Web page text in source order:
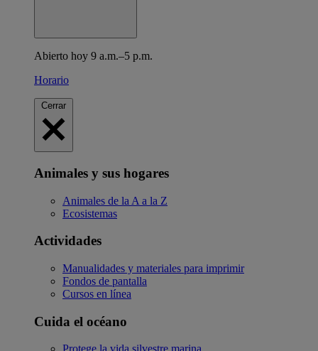
Abierto hoy 9 a.m.–5 p.m.
Horario
Cerrar
Animales y sus hogares
Animales de la A a la Z
Ecosistemas
Actividades
Manualidades y materiales para imprimir
Fondos de pantalla
Cursos en línea
Cuida el océano